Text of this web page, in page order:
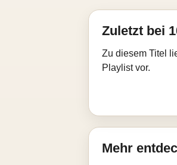
Zuletzt bei
Zu diesem Titel
Playlist vor.
Mehr